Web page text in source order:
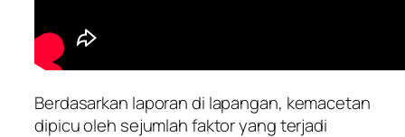
Berdasarkan laporan di lapangan, kemacetan
dipicu oleh sejumlah faktor yang terjadi